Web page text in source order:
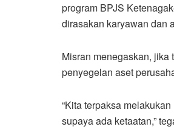
program BPJS
dirasakan karyawan dan
Misran menegaskan,
penyegelan aset
“Kita terpaksa
supaya ada ketaatan,”